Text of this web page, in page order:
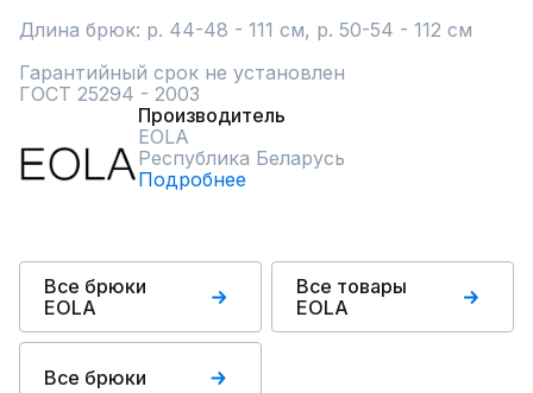
Длина брюк: р. 44-48 - 111 см, р. 50-54 - 112 см
Гарантийный срок не установлен
ГОСТ 25294 - 2003
Производитель
EOLA
Республика Беларусь
Подробнее
Все брюки
EOLA
Все товары
EOLA
Все брюки